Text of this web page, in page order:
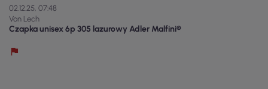
02.12.25, 07:48
Von Lech
Czapka unisex 6p 305 lazurowy Adler Malfini®